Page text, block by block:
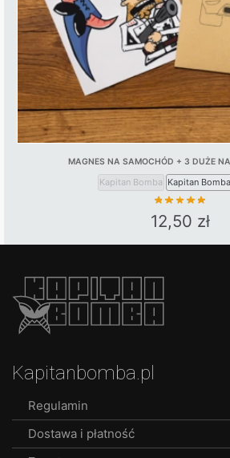
MAGNES NA SAMOCHÓD + 3 DUŻE
Kapitan Bomba Kapitan
12,50 zł
This
chosen
Kapitanbomba.pl
Regulamin
Dostawa i płatność